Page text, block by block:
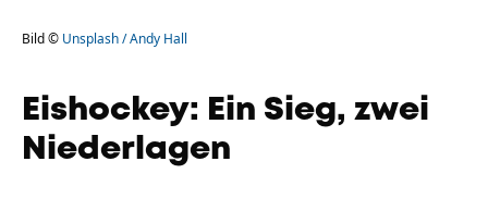
Bild © Unsplash / Andy Hall
Eishockey: Ein Sieg, zwei
Niederlagen